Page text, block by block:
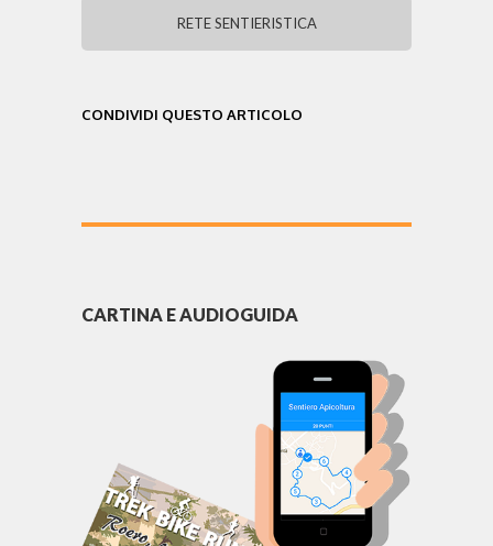
RETE SENTIERISTICA
CONDIVIDI QUESTO ARTICOLO
CARTINA E AUDIOGUIDA